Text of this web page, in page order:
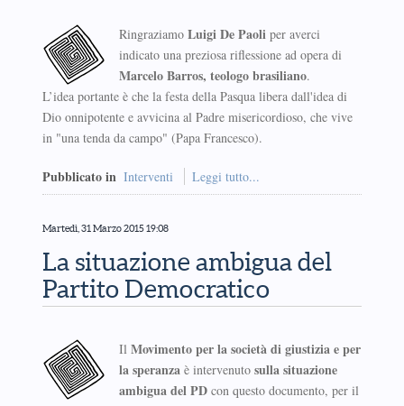
Ringraziamo Luigi De Paoli per averci
indicato una preziosa riflessione ad opera di
Marcelo Barros, teologo brasiliano.
L’idea portante è che la festa della Pasqua libera dall'idea di
Dio onnipotente e avvicina al Padre misericordioso, che vive
in "una tenda da campo" (Papa Francesco).
Pubblicato in Interventi Leggi tutto...
Martedì, 31 Marzo 2015 19:08
La situazione ambigua del
Partito Democratico
Il Movimento per la società di giustizia e per
la speranza è intervenuto sulla situazione
ambigua del PDcon questo documento, per il